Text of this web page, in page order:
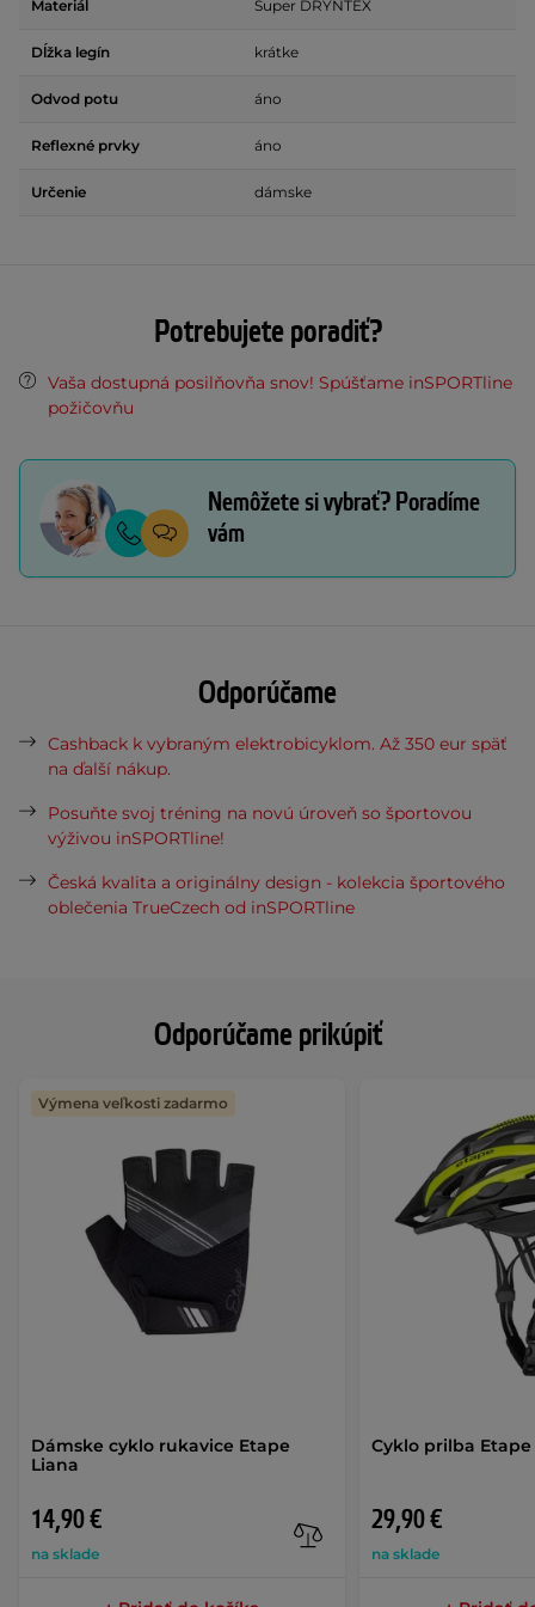
Odporúčame prikúpiť
Dámske cyklo rukavice Etape
Liana
14,90 €
na sklade
Výmena veľkosti zadarmo
Cyklo prilba
29,90 €
na sklade
Materiál Super DRYNTEX
Dĺžka legín krátke
Odvod potu áno
Reflexné prvky áno
Určenie dámske
Potrebujete poradiť?
Vaša dostupná posilňovňa snov! Spúšťame inSPORTline
požičovňu
Nemôžete si vybrať? Poradíme
vám
Odporúčame
Cashback k vybraným elektrobicyklom. Až 350 eur späť
na ďalší nákup.
Posuňte svoj tréning na novú úroveň so športovou
výživou inSPORTline!
Česká kvalita a originálny design - kolekcia športového
oblečenia TrueCzech od inSPORTline